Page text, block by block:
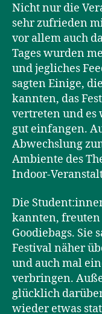
Nicht nur die
sehr zufrieden
vor allem auch
Tages wurden
und jegliches
sagten Einige,
kannten, das
vertreten und es
gut einfangen.
Abwechslung
Ambiente des
Indoor-
Die
kannten, freuten
Goodiebags. Sie
Festival näher
und auch mal
verbringen.
glücklich
wieder etwas